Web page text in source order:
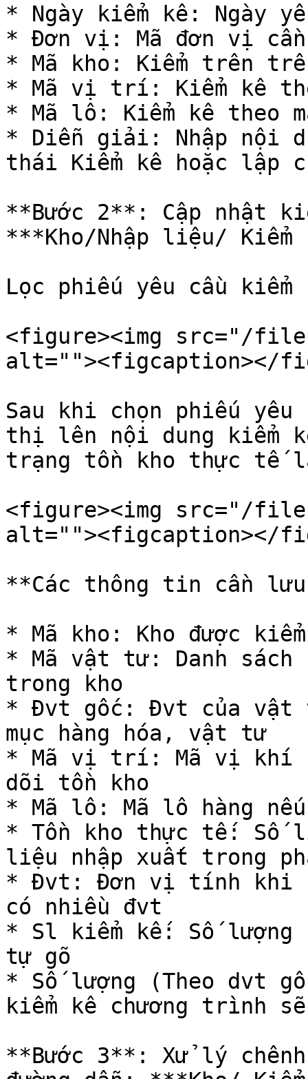
* Ngày kiểm kê: Ngày
* Đơn vị: Mã đơn vị
* Mã kho: Kiểm trên
* Mã vị trí: Kiểm kê
* Mã lô: Kiểm kê theo
* Diễn giải: Nhập nội
thái Kiểm kê hoặc lập
**Bước 2**: Cập nhật
***Kho/Nhập liệu/
Lọc phiếu yêu cầu kiểm
<figure><img src="/files/
alt=""><figcaption></
Sau khi chọn phiếu
thị lên nội dung kiểm
trạng tồn kho thực tế
<figure><img src="/files/
alt=""><figcaption></
**Các thông tin cần
* Mã kho: Kho được
* Mã vật tư: Danh sách
trong kho
* Đvt gốc: Đvt của vật
mục hàng hóa, vật tư
* Mã vị trí: Mã vị khí
dõi tồn kho
* Mã lô: Mã lô hàng
* Tồn kho thực tế: Số
liệu nhập xuất trong
* Đvt: Đơn vị tính khi
có nhiều đvt
* Sl kiểm kế: Số lượng
tự gõ
* Số lượng (Theo dvt
kiểm kê chương trình
**Bước 3**: Xử lý